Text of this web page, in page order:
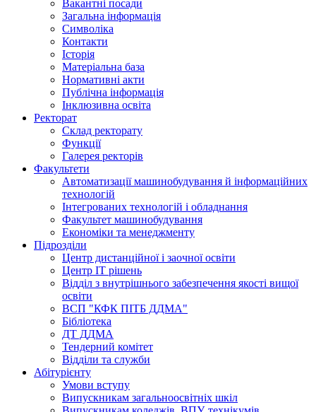
Вакантні посади
Загальна інформація
Символіка
Контакти
Історія
Матеріальна база
Нормативні акти
Публічна інформація
Інклюзивна освіта
Ректорат
Склад ректорату
Функції
Галерея ректорів
Факультети
Автоматизації машинобудування й інформаційних
технологій
Інтегрованих технологій і обладнання
Факультет машинобудування
Економіки та менеджменту
Підрозділи
Центр дистанційної і заочної освіти
Центр ІТ рішень
Відділ з внутрішнього забезпечення якості вищої
освіти
ВСП "КФК ПІТБ ДДМА"
Бібліотека
ДТ ДДМА
Тендерний комітет
Відділи та служби
Абітурієнту
Умови вступу
Випускникам загальноосвітніх шкіл